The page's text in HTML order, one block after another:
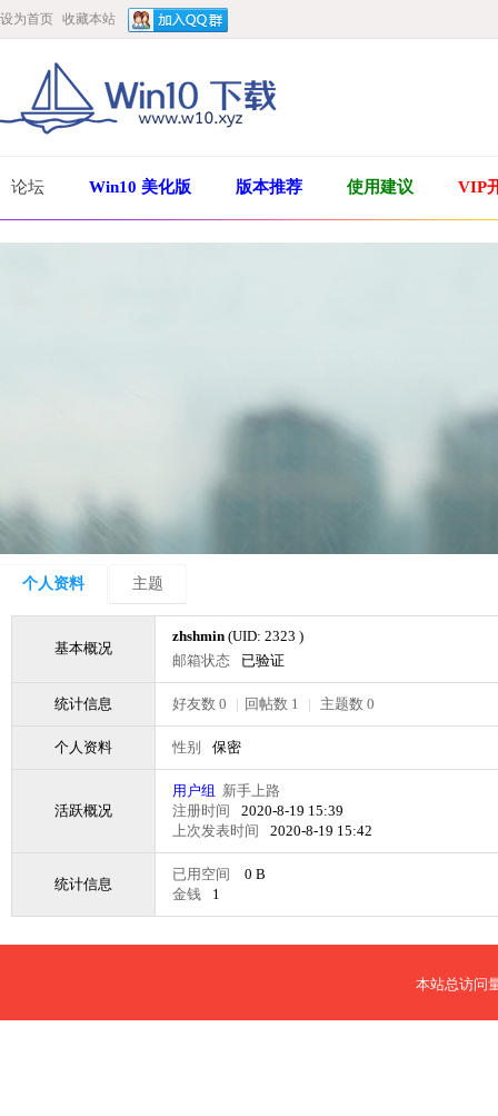
设为首页 收藏本站
论坛 Win10 美化版 版本推荐 使用建议 VIP
个人资料 主题
基本概况
zhshmin (UID: 2323 )
邮箱状态
已验证
统计信息 好友数 0 | 回帖数 1 | 主题数 0
个人资料 性别 保密
活跃概况
用户组 新手上路
注册时间
2020-8-19 15:39
上次发表时间
2020-8-19 15:42
统计信息
已用空间
0 B
金钱
1
本站总访问